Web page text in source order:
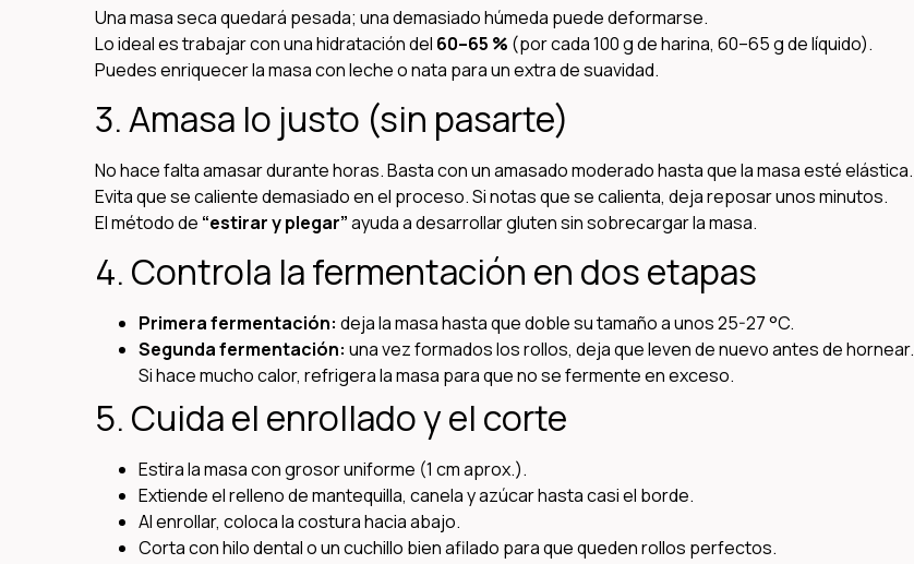
Una masa seca quedará pesada; una demasiado húmeda puede deformarse.
Lo ideal es trabajar con una hidratación del 60–65 % (por cada 100 g de harina, 60–65 g de líquido).
Puedes enriquecer la masa con leche o nata para un extra de suavidad.
3. Amasa lo justo (sin pasarte)
No hace falta amasar durante horas. Basta con un amasado moderado hasta que la masa esté elástica.
Evita que se caliente demasiado en el proceso. Si notas que se calienta, deja reposar unos minutos.
El método de “estirar y plegar”ayuda a desarrollar gluten sin sobrecargar la masa.
4. Controla la fermentación en dos etapas
Primera fermentación: deja la masa hasta que doble su tamaño a unos 25-27 °C.
Segunda fermentación: una vez formados los rollos, deja que leven de nuevo antes de hornear.
Si hace mucho calor, refrigera la masa para que no se fermente en exceso.
5. Cuida el enrollado y el corte
Estira la masa con grosor uniforme (1 cm aprox.).
Extiende el relleno de mantequilla, canela y azúcar hasta casi el borde.
Al enrollar, coloca la costura hacia abajo.
Corta con hilo dental o un cuchillo bien afilado para que queden rollos perfectos.